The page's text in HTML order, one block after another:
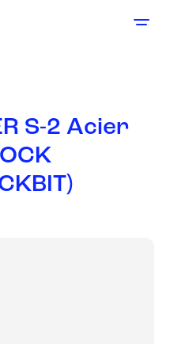
R S-2 Acier
OCK
KBIT)